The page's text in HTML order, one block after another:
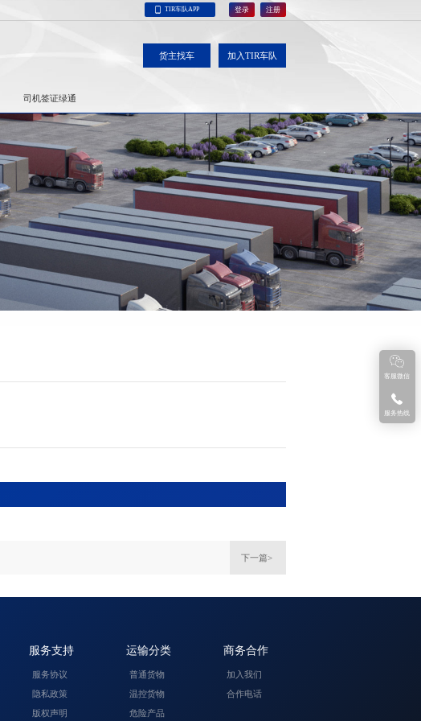
登录 注册
TIR车队APP
货主找车 加入TIR车队
司机签证绿通
下一篇>
服务支持
服务协议
隐私政策
版权声明
运输分类
普通货物
温控货物
危险产品
商务合作
加入我们
合作电话
客服微信
服务热线